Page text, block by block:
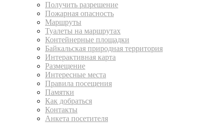
Получить разрешение
Пожарная опасность
Маршруты
Туалеты на маршрутах
Контейнерные площадки
Байкальская природная территория
Интерактивная карта
Размещение
Интересные места
Правила посещения
Памятки
Как добраться
Контакты
Анкета посетителя